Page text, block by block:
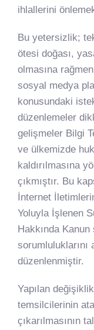
ihlallerini
Bu yetersizlik;
ötesi doğası,
olmasına
sosyal medya
konusundaki
düzenlemeler
gelişmeler Bilgi
ve ülkemizde
kaldırılmasına
çıkmıştır. Bu
İnternet
Yoluyla İşlenen
Hakkında
sorumluluklarını
düzenlenmiştir.
Yapılan
temsilcilerinin
çıkarılmasının